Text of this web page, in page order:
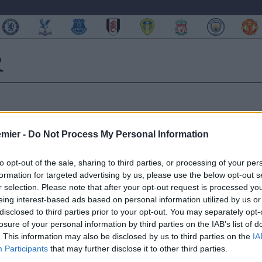
- Do Not Process My Personal Information
opt-out of the sale, sharing to third parties, or processing of your
for targeted advertising by us, please use the below opt-out
selection. Please note that after your opt-out request is processed
interest-based ads based on personal information utilized by us
to third parties prior to your opt-out. You may separately
of your personal information by third parties on the IAB’s list of
This information may also be disclosed by us to third parties on the
Participants that may further disclose it to other third parties.
e Chelsea lo seguono,
Dyche è perfetta per quello che chiede il tecnico alla
e del brasiliano, che infatti è tornato al centro di molte voci